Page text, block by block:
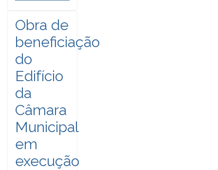
Obra de
beneficiação
do
Edifício
da
Câmara
Municipal
em
execução